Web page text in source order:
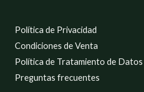
Política de Privacidad
Condiciones de Venta
Política de Tratamiento de Datos
Preguntas frecuentes